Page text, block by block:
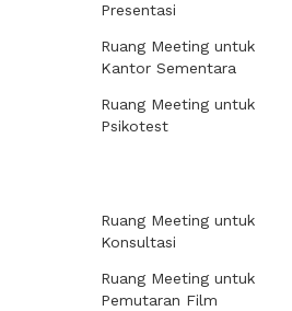
Presentasi
Ruang Meeting untuk
Kantor Sementara
Ruang Meeting untuk
Psikotest
Ruang Meeting untuk
Konsultasi
Ruang Meeting untuk
Pemutaran Film